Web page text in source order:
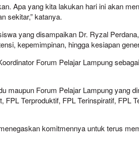
Apa yang kita lakukan hari ini akan
sekitar,” katanya.
yang disampaikan Dr. Ryzal
kepemimpinan, hingga kesiapan
Forum Pelajar Lampung
maupun Forum Pelajar Lampung yang
Terproduktif, FPL Terinspiratif, FPL
komitmennya untuk terus